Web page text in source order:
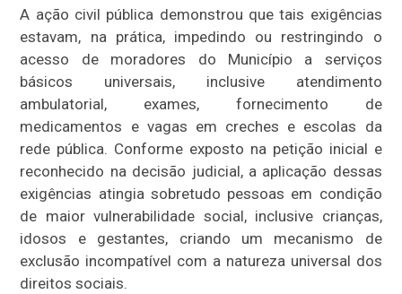
A ação civil pública demonstrou que tais exigências
estavam, na prática, impedindo ou restringindo o
acesso de moradores do Município a serviços
básicos universais, inclusive atendimento
ambulatorial, exames, fornecimento de
medicamentos e vagas em creches e escolas da
rede pública. Conforme exposto na petição inicial e
reconhecido na decisão judicial, a aplicação dessas
exigências atingia sobretudo pessoas em condição
de maior vulnerabilidade social, inclusive crianças,
idosos e gestantes, criando um mecanismo de
exclusão incompatível com a natureza universal dos
direitos sociais.